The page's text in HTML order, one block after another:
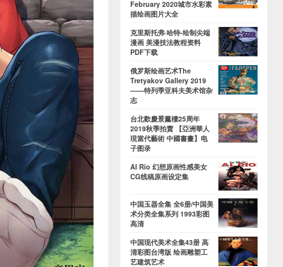
February 2020城市水彩素
描绘画图片大全
克里斯托弗·哈特-绘制尖端
漫画 美漫技法教程资料
PDF下载
俄罗斯绘画艺术The
Tretyakov Gallery 2019
——特列季亚科夫美术馆杂
志
台北歡慶景薰樓25周年
2019秋季拍賣 【亞洲華人
現當代藝術 中國書畫】电
子图录
Al Rio 幻想原画性感美女
CG线稿原画设定集
中国玉器全集 全6册/中国美
术分类全集系列 1993彩图
高清
中国现代美术全集43册 高
清彩图台湾版 绘画雕塑工
艺建筑艺术